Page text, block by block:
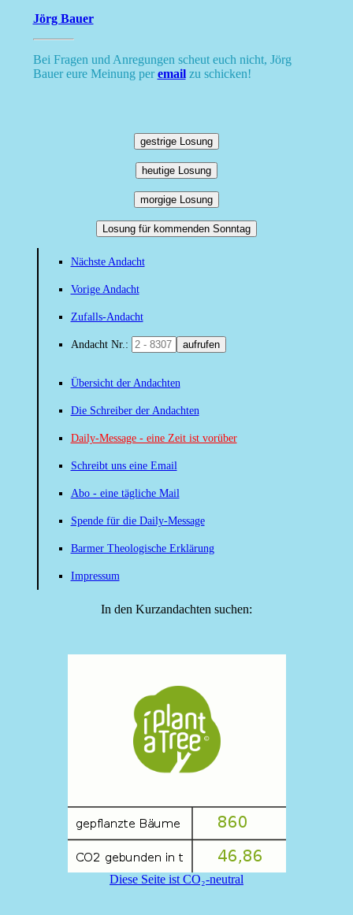
Jörg Bauer
Bei Fragen und Anregungen scheut euch nicht, Jörg
Bauer eure Meinung peremailzu schicken!
gestrige Losung
heutige Losung
morgige Losung
Losung für kommenden Sonntag
Nächste Andacht
Vorige Andacht
Zufalls-Andacht
Andacht Nr.: aufrufen
Übersicht der Andachten
Die Schreiber der Andachten
Daily-Message - eine Zeit ist vorüber
Schreibt uns eine Email
Abo - eine tägliche Mail
Spende für die Daily-Message
Barmer Theologische Erklärung
Impressum
In den Kurzandachten suchen:
Diese Seite ist CO₂-neutral